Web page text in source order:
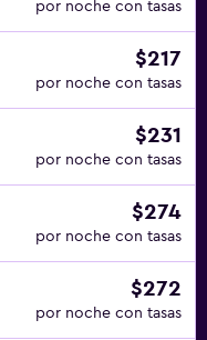
por noche con tasas
$217
por noche con tasas
$231
por noche con tasas
$274
por noche con tasas
$272
por noche con tasas